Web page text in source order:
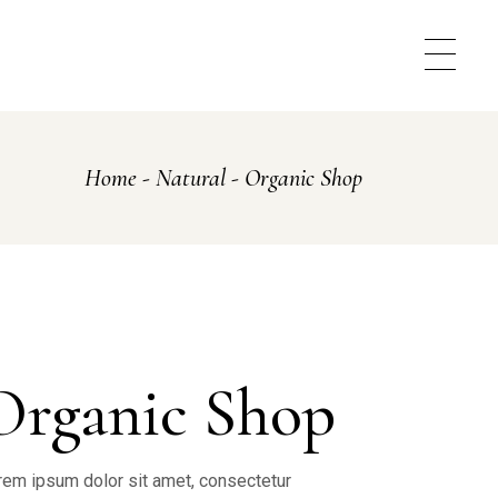
Home Natural Organic Shop
Shop
ipsum dolor sit amet, consectetur